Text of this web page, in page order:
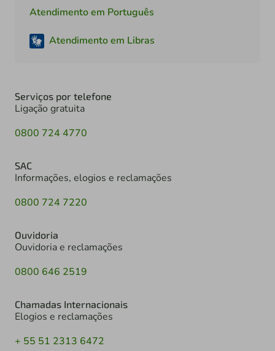
Atendimento em Português
Atendimento em Libras
Serviços por telefone
Ligação gratuita
0800 724 4770
SAC
Informações, elogios e reclamações
0800 724 7220
Ouvidoria
Ouvidoria e reclamações
0800 646 2519
Chamadas Internacionais
Elogios e reclamações
+ 55 51 2313 6472